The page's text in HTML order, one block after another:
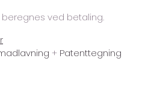
beregnes ved betaling.
+ Patenttegning